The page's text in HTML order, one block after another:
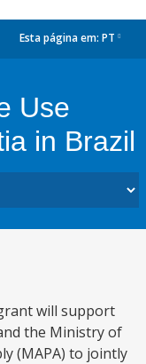
Esta página em: PT
Use
in Brazil
will support
the Ministry of
(MAPA) to jointly